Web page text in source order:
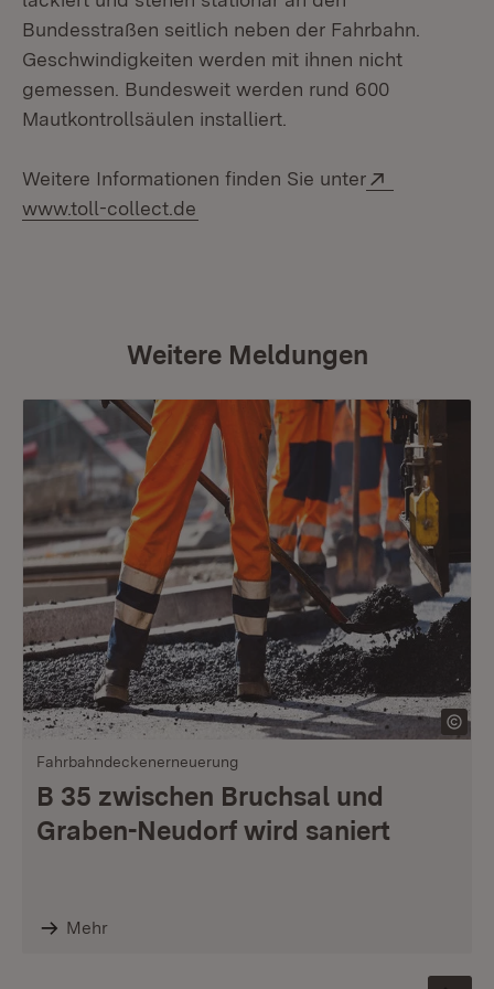
Bundesstraßen seitlich neben der Fahrbahn.
Geschwindigkeiten werden mit ihnen nicht
gemessen. Bundesweit werden rund 600
Mautkontrollsäulen installiert.
Weitere Informationen finden Sie unter
www.toll-collect.de
Weitere Meldungen
Fahrbahndeckenerneuerung
B 35 zwischen Bruchsal und
Graben-Neudorf wird saniert
Mehr